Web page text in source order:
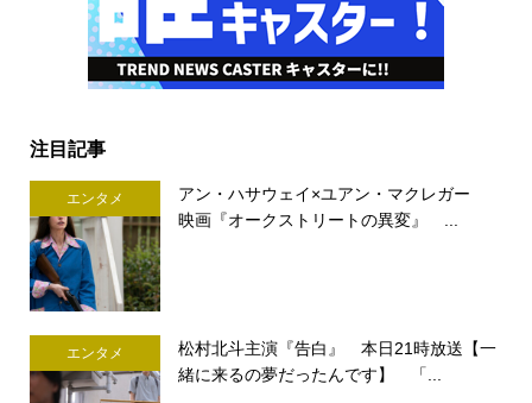
注目記事
エンタメ
アン・ハサウェイ×ユアン・マクレガー
映画『オークストリートの異変』 ...
エンタメ
松村北斗主演『告白』 本日21時放送【一
緒に来るの夢だったんです】 「...